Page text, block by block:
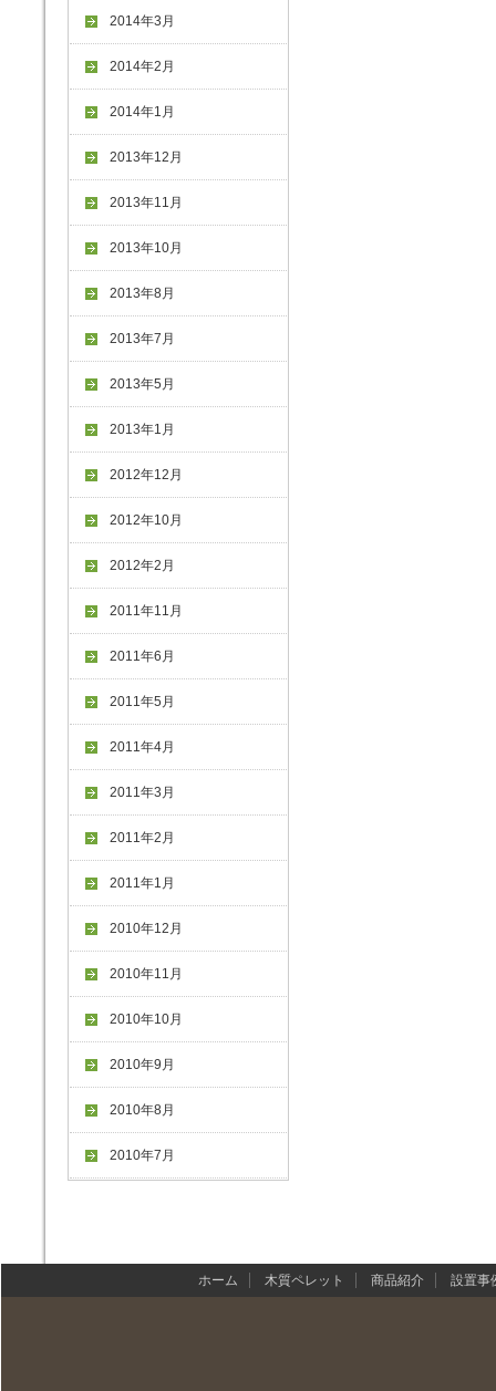
2014年3月
2014年2月
2014年1月
2013年12月
2013年11月
2013年10月
2013年8月
2013年7月
2013年5月
2013年1月
2012年12月
2012年10月
2012年2月
2011年11月
2011年6月
2011年5月
2011年4月
2011年3月
2011年2月
2011年1月
2010年12月
2010年11月
2010年10月
2010年9月
2010年8月
2010年7月
ホーム 木質ペレット 商品紹介 設置事